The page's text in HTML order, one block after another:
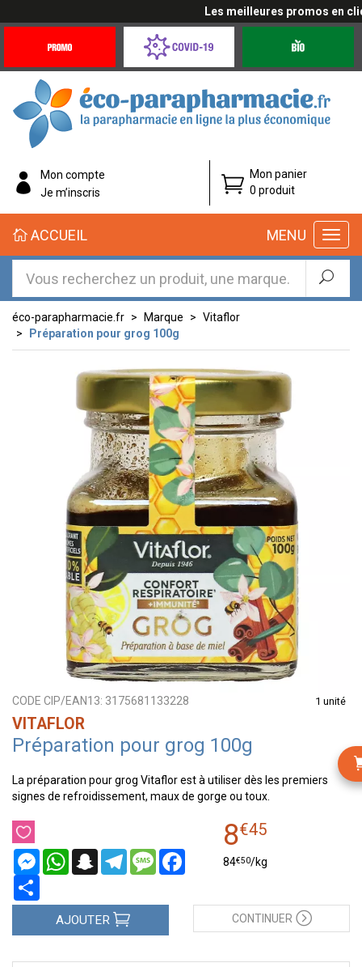
Les meilleures promos en
Offres
Coronavirus
éco-
parapharmacie.fr
éco-
parapharmacie.fr
Mon compte
Je m’inscris
Mon panier
0 produit
MENU
ACCUEIL
éco-parapharmacie.fr Marque
Vitaflor
Préparation pour grog 100g
CODE CIP/EAN13: 3175681133228 1 unité
VITAFLOR
Préparation pour grog 100g
La préparation pour grog Vitaflor est à utiliser dès les premiers
signes de refroidissement, maux de gorge ou toux.
MessengerWhatsAppSnapchatTelegramMessageFacebook
8€45
84€50/kg
AJOUTER CONTINUER